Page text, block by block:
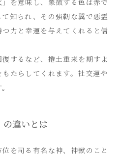
を意味し、象徴する色は赤で
知られ、その強靭な翼で悪霊
力と幸運を与えてくれると信
するなど、捲土重来を期すよ
たらしてくれます。社交運や
の違いとは
位を司る有名な神、神獣のこと